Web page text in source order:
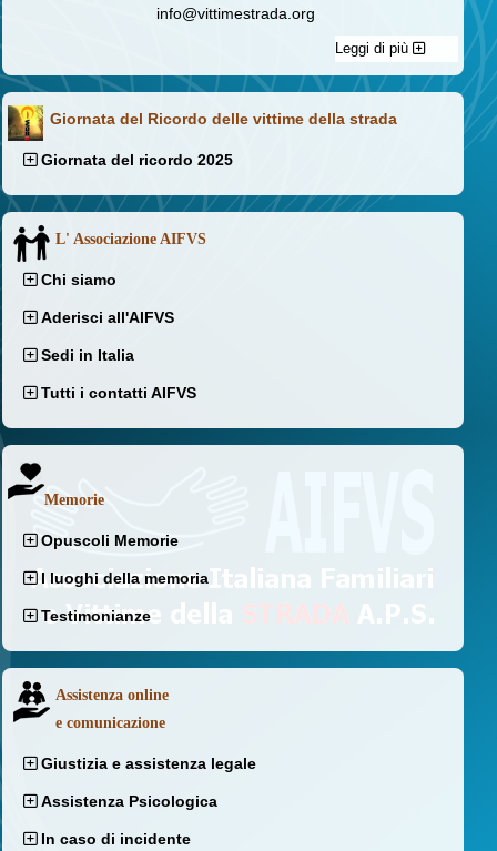
info@vittimestrada.org
Leggi di più
Giornata del Ricordo delle vittime della strada
Giornata del ricordo 2025
L' Associazione AIFVS
Chi siamo
Aderisci all'AIFVS
Sedi in Italia
Tutti i contatti AIFVS
Memorie
Opuscoli Memorie
I luoghi della memoria
Testimonianze
Assistenza online
e comunicazione
Giustizia e assistenza legale
Assistenza Psicologica
In caso di incidente